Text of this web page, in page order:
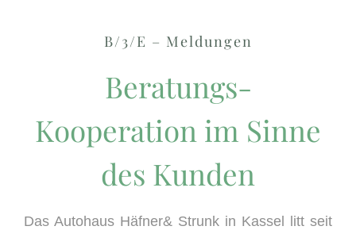
B/3/E – Meldungen
Beratungs-
Kooperation im Sinne
des Kunden
Das Autohaus Häfner& Strunk in Kassel litt seit